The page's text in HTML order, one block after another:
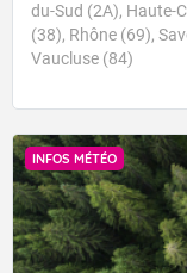
du-Sud (2A), Haute-
(38), Rhône (69),
Vaucluse (84)
INFOS MÉTÉO